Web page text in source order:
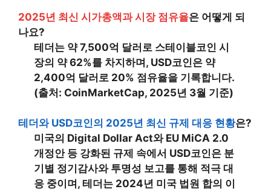
2025년 최신 시가총액과 시장 점유율은 어떻게 되
나요?
테더는 약 7,500억 달러로 스테이블코인 시
장의 약 62%를 차지하며, USD코인은 약
2,400억 달러로 20% 점유율을 기록합니다.
(출처: CoinMarketCap, 2025년 3월 기준)
테더와 USD코인의 2025년 최신 규제 대응 현황은?
미국의 Digital Dollar Act와 EU MiCA 2.0
개정안 등 강화된 규제 속에서 USD코인은 분
기별 정기감사와 투명성 보고를 통해 적극 대
응 중이며, 테더는 2024년 미국 법원 합의 이